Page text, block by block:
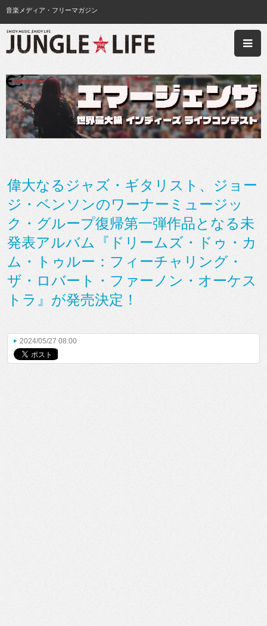
音楽メディア・フリーマガジン
偉大なるジャズ・ギタリスト、ジョー
ジ・ベンソンのワーナーミュージッ
ク・グループ復帰第一弾作品となる未
発表アルバム『ドリームズ・ドゥ・カ
ム・トゥルー：フィーチャリング・
ザ・ロバート・ファーノン・オーケス
トラ』が発売決定！
2024/05/27 08:00